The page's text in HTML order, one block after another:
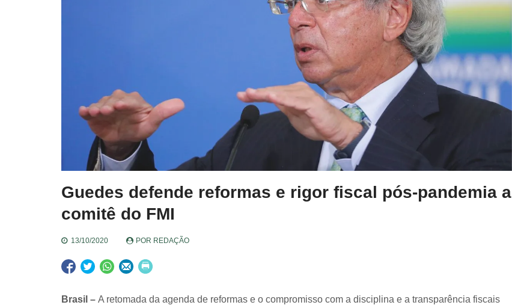
Guedes defende reformas e rigor fiscal pós-pandemia a
comitê do FMI
13/10/2020 POR REDAÇÃO
Brasil – A retomada da agenda de reformas e o compromisso com a disciplina e a transparência fiscais